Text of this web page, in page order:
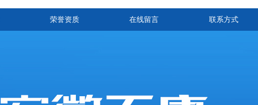
荣誉资质 在线留言 联系方式